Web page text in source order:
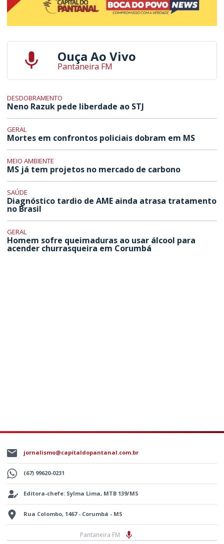
Ouça Ao Vivo
Pantaneira FM
DESDOBRAMENTO
Neno Razuk pede liberdade ao STJ
GERAL
Mortes em confrontos policiais dobram em MS
MEIO AMBIENTE
MS já tem projetos no mercado de carbono
SAÚDE
Diagnóstico tardio de AME ainda atrasa tratamento
no Brasil
GERAL
Homem sofre queimaduras ao usar álcool para
acender churrasqueira em Corumbá
jornalismo@capitaldopantanal.com.br
(67) 99620-0231
Editora-chefe: Sylma Lima, MTB 139/MS
Rua Colombo, 1467 - Corumbá - MS
Pantaneira FM